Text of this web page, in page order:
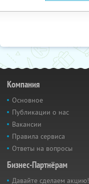
Компания
Основное
Публикации о нас
Вакансии
Правила сервиса
Ответы на вопросы
Бизнес-Партнёрам
Давайте сделаем акцию!